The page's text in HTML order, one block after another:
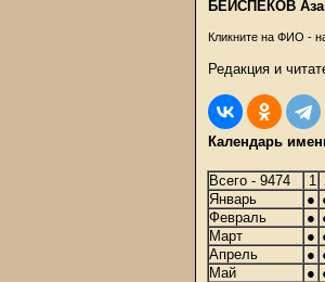
БЕЙСПЕКОВ
Кликните на ФИО -
Редакция и
Календарь
Всего - 9474 1
Январь
●
Февраль
●
Март
●
Апрель
●
Май
●